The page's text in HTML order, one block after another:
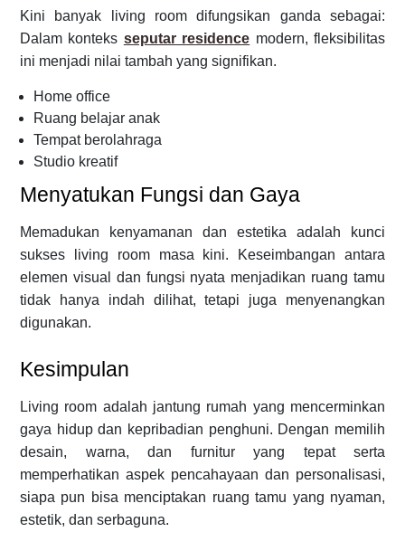
Kini banyak living room difungsikan ganda sebagai:
Dalam konteks seputar residence modern, fleksibilitas
ini menjadi nilai tambah yang signifikan.
Home office
Ruang belajar anak
Tempat berolahraga
Studio kreatif
Menyatukan Fungsi dan Gaya
Memadukan kenyamanan dan estetika adalah kunci
sukses living room masa kini. Keseimbangan antara
elemen visual dan fungsi nyata menjadikan ruang tamu
tidak hanya indah dilihat, tetapi juga menyenangkan
digunakan.
Kesimpulan
Living room adalah jantung rumah yang mencerminkan
gaya hidup dan kepribadian penghuni. Dengan memilih
desain, warna, dan furnitur yang tepat serta
memperhatikan aspek pencahayaan dan personalisasi,
siapa pun bisa menciptakan ruang tamu yang nyaman,
estetik, dan serbaguna.